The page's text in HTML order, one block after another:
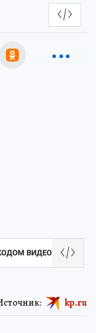
ВИДЕО
kp.ru